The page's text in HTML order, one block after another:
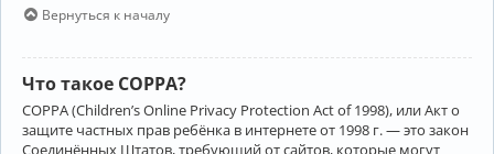
Вернуться к началу
Что такое COPPA?
COPPA (Children’s Online Privacy Protection Act of 1998), или Акт о
защите частных прав ребёнка в интернете от 1998 г. — это закон
Соединённых Штатов, требующий от сайтов, которые могут